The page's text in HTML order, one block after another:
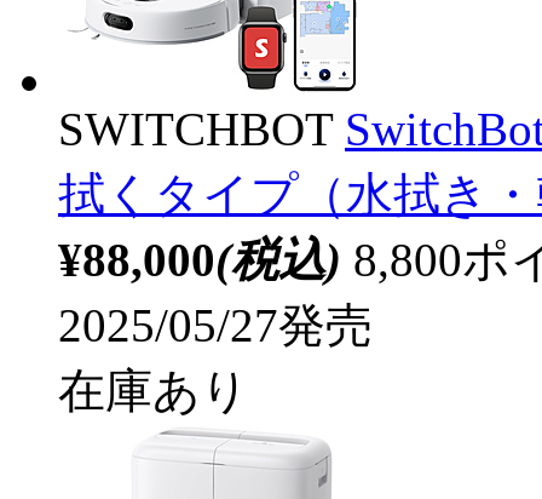
SWITCHBOT
拭くタイプ（水拭き
¥88,000(税込) 8,800ポ
2025/05/27発売
在庫あり